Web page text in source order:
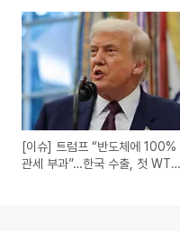
[이슈] 트럼프 “반도체에 100%
관세 부과”…한국 수출, 첫 WTO